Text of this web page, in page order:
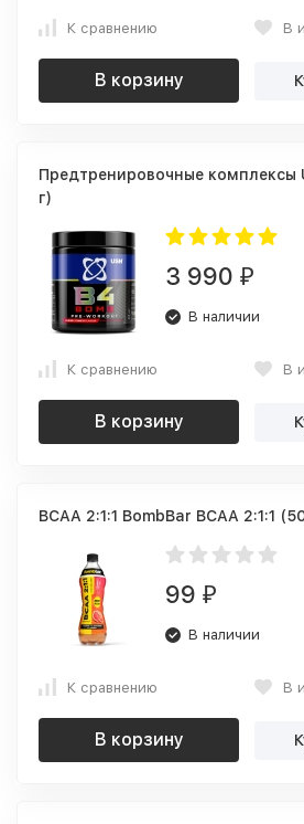
К сравнению В
В корзину
Предтренировочные комплексы
г)
3 990 ₽
В наличии
К сравнению В
В корзину
BCAA 2:1:1 BombBar BCAA 2:1:1
99 ₽
В наличии
К сравнению В
В корзину